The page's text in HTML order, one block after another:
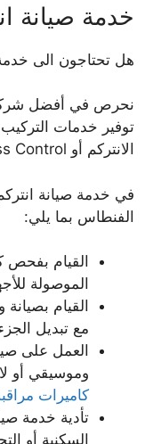
خدمة صيانة
هل تحتاجون الى
نحرص في أفضل شركة
توفير خدمات التركيب
الانتركم أو Access Control.
في خدمة صيانة
الفنطاس بما يلي:
القيام بفحص
الموصولة
القيام
مع تبديل
العمل على
وموسيقي أو
كاميرات
تأدية خدمة
السكنية أو